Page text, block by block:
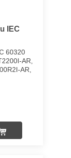
IEC
60320
AR,
AR,